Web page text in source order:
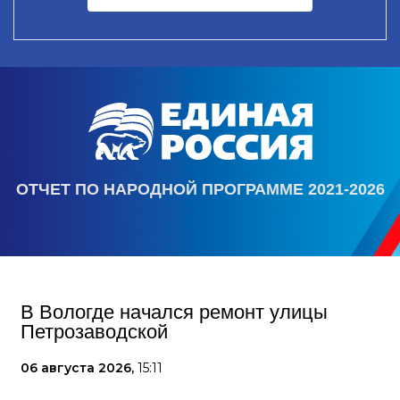
ОТЧЕТ ПО НАРОДНОЙ ПРОГРАММЕ 2021-2026
В Вологде начался ремонт улицы
Петрозаводской
06 августа 2026, 15:11